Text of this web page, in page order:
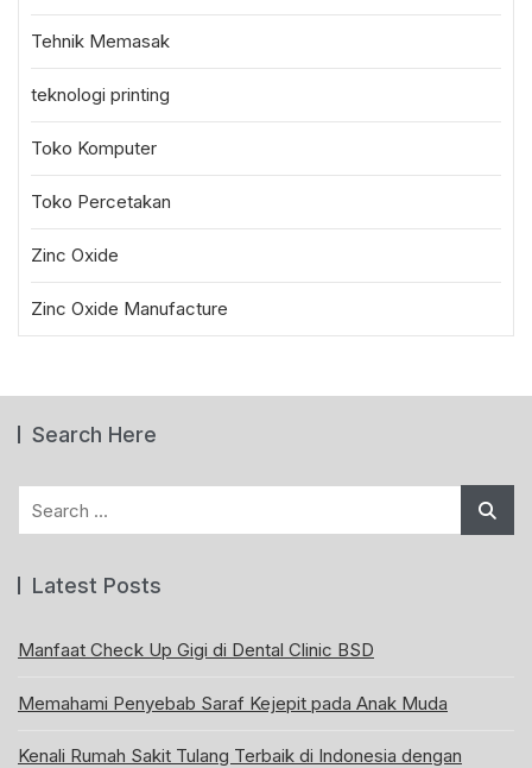
Tehnik Memasak
teknologi printing
Toko Komputer
Toko Percetakan
Zinc Oxide
Zinc Oxide Manufacture
Search Here
Latest Posts
Manfaat Check Up Gigi di Dental Clinic BSD
Memahami Penyebab Saraf Kejepit pada Anak Muda
Kenali Rumah Sakit Tulang Terbaik di Indonesia dengan